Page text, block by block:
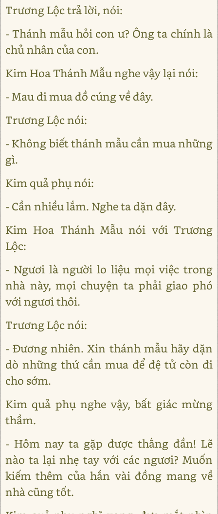
Trương Lộc trả lời, nói:
- Thánh mẫu hỏi con ư? Ông ta chính là
chủ nhân của con.
Kim Hoa Thánh Mẫu nghe vậy lại nói:
- Mau đi mua đồ cúng về đây.
Trương Lộc nói:
- Không biết thánh mẫu cần mua những
gì.
Kim quả phụ nói:
- Cần nhiều lắm. Nghe ta dặn đây.
Kim Hoa Thánh Mẫu nói với Trương
Lộc:
- Ngươi là người lo liệu mọi việc trong
nhà này, mọi chuyện ta phải giao phó
với ngươi thôi.
Trương Lộc nói:
- Đương nhiên. Xin thánh mẫu hãy dặn
dò những thứ cần mua để đệ tử còn đi
cho sớm.
Kim quả phụ nghe vậy, bất giác mừng
thầm.
- Hôm nay ta gặp được thằng đần! Lẽ
nào ta lại nhẹ tay với các ngươi? Muốn
kiếm thêm của hắn vài đồng mang về
nhà cũng tốt.